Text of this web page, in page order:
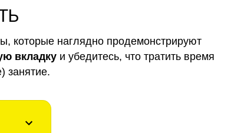
которые наглядно продемонстрируют
вкладку и убедитесь, что тратить время
занятие.